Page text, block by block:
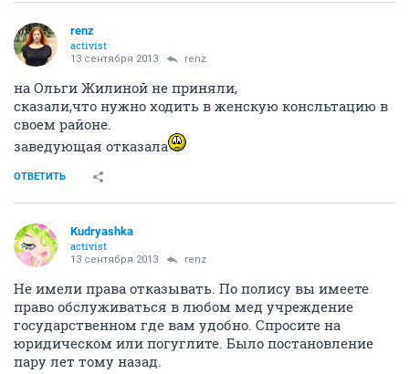
renz
activist
13 сентября 2013 renz
на Ольги Жилиной не приняли,
сказали,что нужно ходить в женскую консльтацию в
своем районе.
заведующая отказала
ОТВЕТИТЬ
Kudryashka
activist
13 сентября 2013 renz
Не имели права отказывать. По полису вы имеете
право обслуживаться в любом мед учреждение
государственном где вам удобно. Спросите на
юридическом или погуглите. Было постановление
пару лет тому назад.